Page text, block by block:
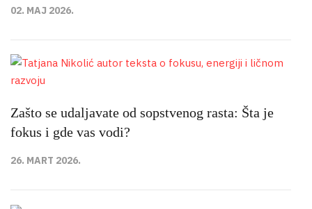
02. MAJ 2026.
Zašto se udaljavate od sopstvenog rasta: Šta je
fokus i gde vas vodi?
26. MART 2026.